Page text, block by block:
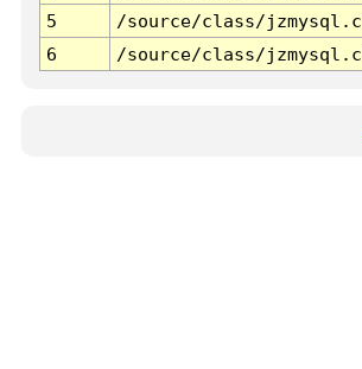
5
/source/class/
6
/source/class/